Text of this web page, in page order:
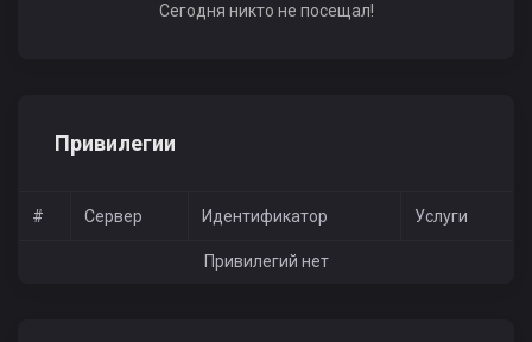
Сегодня никто не посещал!
Привилегии
# Сервер Идентификатор Услуги
Привилегий нет